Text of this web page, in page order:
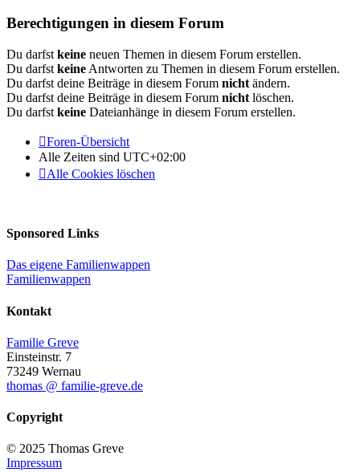
Berechtigungen in diesem Forum
Du darfst keine neuen Themen in diesem Forum erstellen.
Du darfst keine Antworten zu Themen in diesem Forum erstellen.
Du darfst deine Beiträge in diesem Forum nicht ändern.
Du darfst deine Beiträge in diesem Forum nicht löschen.
Du darfst keine Dateianhänge in diesem Forum erstellen.
Foren-Übersicht
Alle Zeiten sind UTC+02:00
Alle Cookies löschen
Sponsored Links
Das eigene Familienwappen
Familienwappen
Kontakt
Familie Greve
Einsteinstr. 7
73249 Wernau
thomas @ familie-greve.de
Copyright
© 2025 Thomas Greve
Impressum